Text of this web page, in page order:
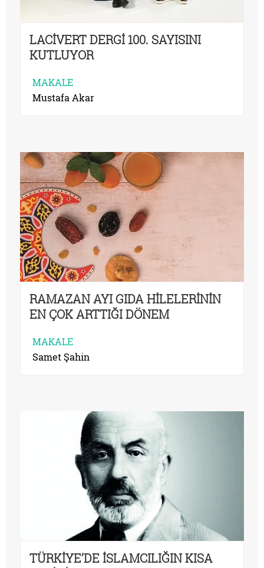
LACİVERT DERGİ 100. SAYISINI
KUTLUYOR
MAKALE
Mustafa Akar
RAMAZAN AYI GIDA HİLELERİNİN
EN ÇOK ARTTIĞI DÖNEM
MAKALE
Samet Şahin
TÜRKİYE’DE İSLAMCILIĞIN KISA